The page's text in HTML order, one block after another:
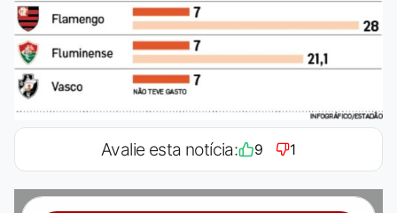
Avalie esta notícia: 9 1